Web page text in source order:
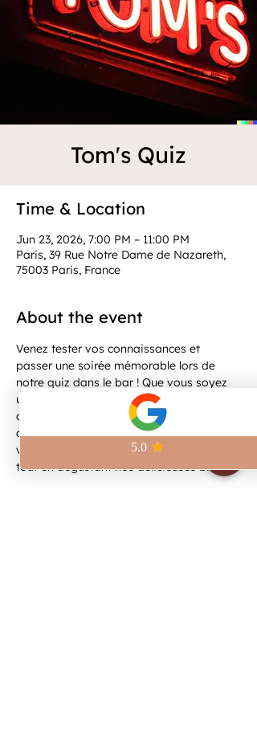
Tom's Quiz
Time & Location
Jun 23, 2026, 7:00 PM – 11:00 PM
Paris, 39 Rue Notre Dame de Nazareth,
75003 Paris, France
About the event
Venez tester vos connaissances et
passer une soirée mémorable lors de
notre quiz dans le bar ! Que vous soyez
un expert ou simplement un amateur, ce
quiz est fait pour vous. Rassemblez vos
amis, formez une équipe et préparez-
vous à répondre à des questions variées
tout en dégustant nos délicieuses bières.